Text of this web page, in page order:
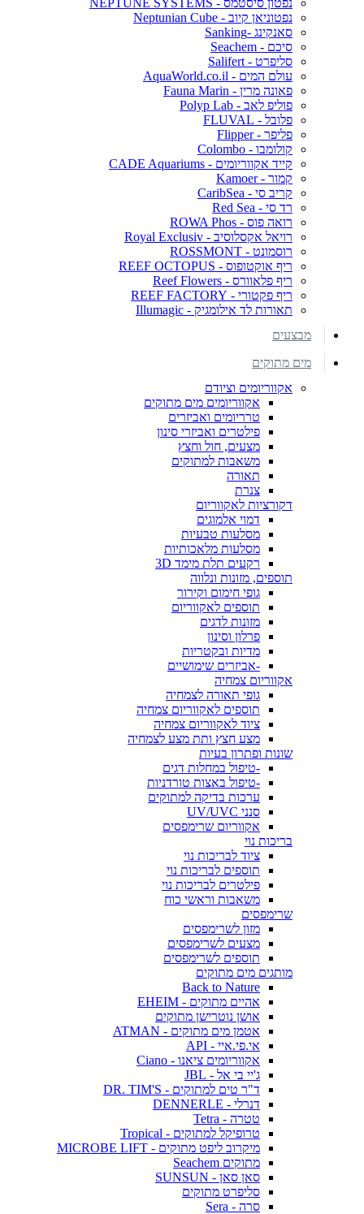
נפטוניאן קיוב - Neptunian Cube
סאנקינג -Sanking
סיכם - Seachem
סליפרט - Salifert
עולם המים - AquaWorld.co.il
פאונה מרין - Fauna Marin
פוליפ לאב - Polyp Lab
פלובל - FLUVAL
פליפר - Flipper
קולומבו - Colombo
קייד אקווריומים - CADE Aquariums
קמור - Kamoer
קריב סי - CaribSea
רד סי - Red Sea
רואה פוס - ROWA Phos
רויאל אקסלוסיב - Royal Exclusiv
רוסמונט - ROSSMONT
ריף אוקטופוס - REEF OCTOPUS
ריף פלאוורס - Reef Flowers
ריף פקטורי - REEF FACTORY
תאורות לד אילומגיק - Illumagic
מבצעים
מים מתוקים
אקווריומים וציודם
אקווריומים מים מתוקים
טרריומים ואביזרים
פילטרים ואביזרי סינון
מצעים, חול וחצץ
משאבות למתוקים
תאורה
צנרת
דקורציות לאקווריום
דמוי אלמוגים
מסלעות טבעיות
מסלעות מלאכותיות
רקעים תלת מימד 3D
תוספים, מזונות ונלווה
גופי חימום וקירור
תוספים לאקווריום
מזונות לדגים
פרלון וסינון
מדיות ובקטריות
-אביזרים שימושיים
אקווריום צמחיה
גופי תאורה לצמחיה
תוספים לאקווריום צמחיה
ציוד לאקווריום צמחיה
מצע חצץ ותת מצע לצמחיה
שונות ופתרון בעיות
-טיפול במחלות דגים
-טיפול באצות טורדניות
ערכות בדיקה למתוקים
סנני UV/UVC
אקווריום שרימפסים
בריכות נוי
ציוד לבריכות נוי
תוספים לבריכות נוי
פילטרים לבריכות נוי
משאבות וראשי כוח
שרימפסים
מזון לשרימפסים
מצעים לשרימפסים
תוספים לשרימפסים
מותגים מים מתוקים
Back to Nature
אהיים מתוקים - EHEIM
אושן נוטרישן מתוקים
אטמן מים מתוקים - ATMAN
אי.פי.איי - API
אקווריומים ציאנו - Ciano
ג'יי בי אל - JBL
ד"ר טים למתוקים - DR. TIM'S
דנרלי - DENNERLE
טטרה - Tetra
טרופיקל למתוקים - Tropical
מיקרוב ליפט מתוקים - MICROBE LIFT
מתוקים Seachem
סאן סאן - SUNSUN
סליפרט מתוקים
סרה - Sera